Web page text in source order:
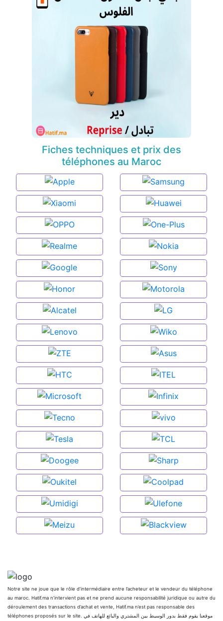
Fiches techniques et prix des
téléphones au Maroc
Notre site ne joue que le rôle d’intermédiaire entre l’acheteur et le vendeur du téléphone
au maroc. Hatif.ma n’intervient pas et ne prend aucune responsabilité juridique ou autre du
déroulement des transactions d’achat et vente, Hatif.ma n’est pas responsable des
téléphones proposés sur le site. موقعنا يقوم فقط بدور الوسيط بين المشتري والبائع للهاتف في